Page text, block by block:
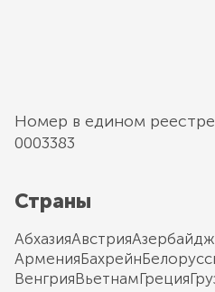
Номер в едином реестре
0003383
Страны
АбхазияАвстрия
АрменияБахрейн
ВенгрияВьетнамГреция